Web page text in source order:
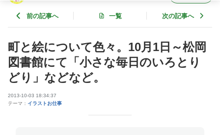
前の記事へ 一覧 次の記事へ
町と絵について色々。10月1日～松岡
図書館にて「小さな毎日のいろとり
どり」などなど。
2013-10-03 18:34:37
テーマ： イラストお仕事